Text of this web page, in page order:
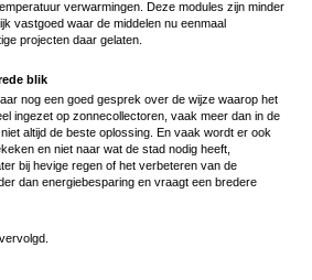
verwarmingen. Deze modules zijn minder
vastgoed waar de middelen nu eenmaal
projecten daar gelaten.
blik
nog een goed gesprek over de wijze waarop het
ingezet op zonnecollectoren, vaak meer dan in de
altijd de beste oplossing. En vaak wordt er ook
en niet naar wat de stad nodig heeft,
bij hevige regen of het verbeteren van de
dan energiebesparing en vraagt een bredere